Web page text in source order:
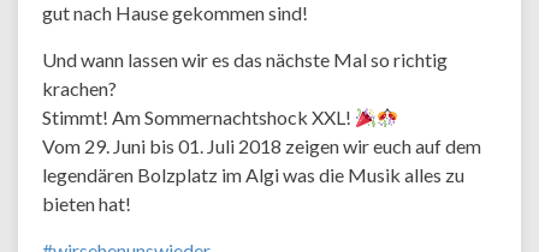
gut nach Hause gekommen sind!
Und wann lassen wir es das nächste Mal so richtig
krachen?
Stimmt! Am Sommernachtshock XXL!
Vom 29. Juni bis 01. Juli 2018 zeigen wir euch auf dem
legendären Bolzplatz im Algi was die Musik alles zu
bieten hat!